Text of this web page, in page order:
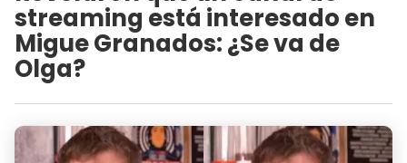
streaming está interesado en
Migue Granados: ¿Se va de
Olga?